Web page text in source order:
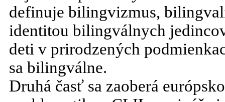
definuje bilingvizmus,
identitou bilingválnych
deti v prirodzených
sa bilingválne.
Druhá časť sa zaoberá